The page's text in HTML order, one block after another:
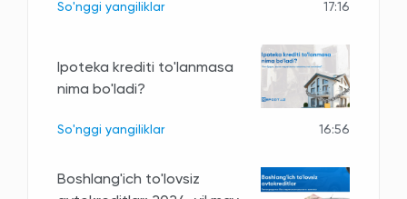
So'nggi yangiliklar 17:16
Ipoteka krediti to'lanmasa
nima bo'ladi?
So'nggi yangiliklar 16:56
Boshlang'ich to'lovsiz